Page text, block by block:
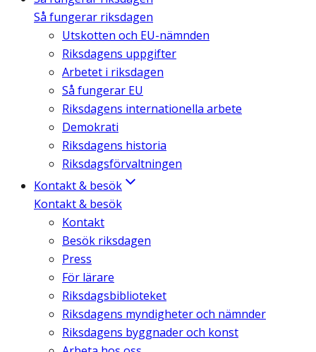
Så fungerar riksdagen
Utskotten och EU-nämnden
Riksdagens uppgifter
Arbetet i riksdagen
Så fungerar EU
Riksdagens internationella arbete
Demokrati
Riksdagens historia
Riksdagsförvaltningen
Kontakt & besök
Kontakt & besök
Kontakt
Besök riksdagen
Press
För lärare
Riksdagsbiblioteket
Riksdagens myndigheter och nämnder
Riksdagens byggnader och konst